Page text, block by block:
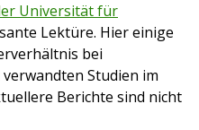
Universität für
Lektüre. Hier einige
bei
Studien im
Berichte sind nicht